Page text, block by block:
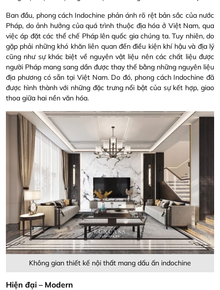
Ban đầu, phong cách Indochine phản ánh rõ rệt bản sắc của nước
Pháp, do ảnh hưởng của quá trình thuộc địa hóa ở Việt Nam, qua
việc áp đặt các thể chế Pháp lên quốc gia chúng ta. Tuy nhiên, do
gặp phải những khó khăn liên quan đến điều kiện khí hậu và địa lý
cũng như sự khác biệt về nguyên vật liệu nên các chất liệu được
người Pháp mang sang dần được thay thế bằng những nguyên liệu
địa phương có sẵn tại Việt Nam. Do đó, phong cách Indochine đã
được hình thành với những đặc trưng nổi bật của sự kết hợp, giao
thoa giữa hai nền văn hóa.
Không gian thiết kế nội thất mang dấu ấn indochine
Hiện đại – Modern